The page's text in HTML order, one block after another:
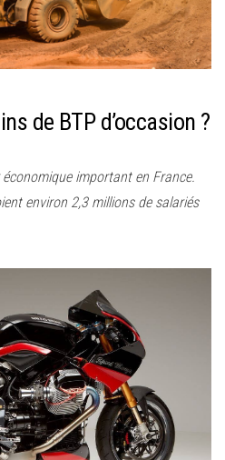
de BTP d’occasion ?
important en France.
environ 2,3 millions de salariés